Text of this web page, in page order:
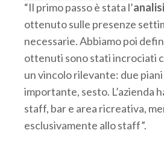
“Il primo passo è stata l’
ottenuto sulle presenze
necessarie. Abbiamo poi
ottenuti sono stati incrociati
un vincolo rilevante: due
importante, sesto. L’azienda
staff, bar e area ricreativa,
esclusivamente allo staff”.